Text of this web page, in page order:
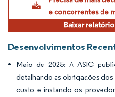
Desenvolvimentos
Maio de 2025: A ASIC
detalhando as obrigações
custo e instando os